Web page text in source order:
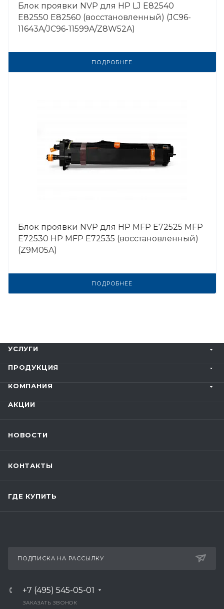
Блок проявки NVP для HP LJ E82540
E82550 E82560 (восстановленный) (JC96-
11643A/JC96-11599A/Z8W52A)
ПОДРОБНЕЕ
Блок проявки NVP для HP MFP E72525 MFP
E72530 HP MFP E72535 (восстановленный)
(Z9M05A)
ПОДРОБНЕЕ
УСЛУГИ
ПРОДУКЦИЯ
КОМПАНИЯ
АКЦИИ
НОВОСТИ
КОНТАКТЫ
ГДЕ КУПИТЬ
ПОДПИСКА НА РАССЫЛКУ
+7 (495) 545-05-01
ЗАКАЗАТЬ ЗВОНОК